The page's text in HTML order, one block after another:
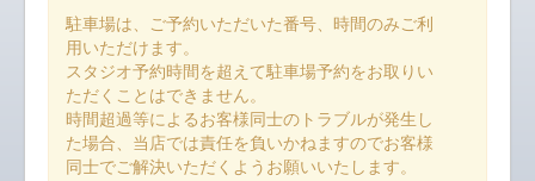
駐車場は、ご予約いただいた番号、時間のみご利
用いただけます。
スタジオ予約時間を超えて駐車場予約をお取りい
ただくことはできません。
時間超過等によるお客様同士のトラブルが発生し
た場合、当店では責任を負いかねますのでお客様
同士でご解決いただくようお願いいたします。